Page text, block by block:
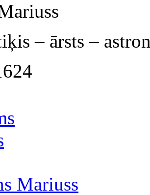
– ārsts –
Mariuss